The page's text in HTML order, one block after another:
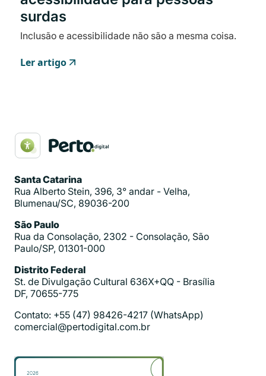
surdas
Inclusão e acessibilidade não são a mesma coisa.
Ler artigo
Santa Catarina
Rua Alberto Stein, 396, 3° andar - Velha,
Blumenau/SC, 89036-200
São Paulo
Rua da Consolação, 2302 - Consolação, São
Paulo/SP, 01301-000
Distrito Federal
St. de Divulgação Cultural 636X+QQ - Brasília
DF, 70655-775
Contato: +55 (47) 98426-4217 (WhatsApp)
comercial@pertodigital.com.br